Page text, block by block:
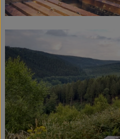
Themenwelten
Obst & Gemüse
Frischetheke
Vorratskammer
Naturdrogerie
Getränke